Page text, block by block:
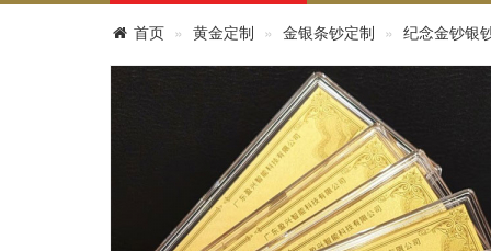
首页 黄金定制 金银条钞定制 纪念金钞银